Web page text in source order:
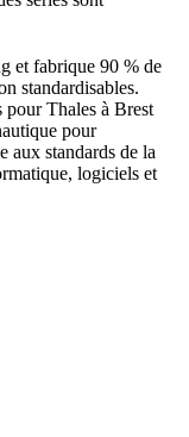
et fabrique 90 % de
standardisables.
pour Thales à Brest
pour
aux standards de la
logiciels et